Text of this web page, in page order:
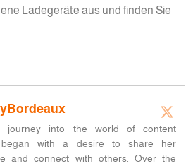
Ladegeräte aus und finden Sie
journey into the world of content
began with a desire to share her
and connect with others. Over the